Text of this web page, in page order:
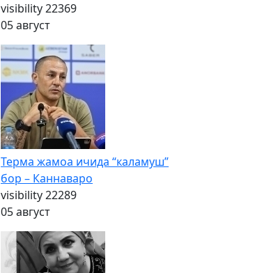
visibility22369
05 август
Терма жамоа ичида “каламуш”
бор – Каннаваро
visibility22289
05 август